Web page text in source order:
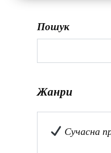
Пошук
Жанри
Сучасна